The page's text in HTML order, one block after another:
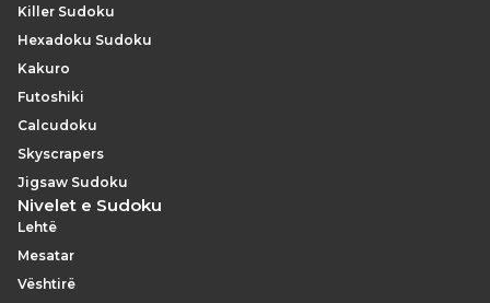
Killer Sudoku
Hexadoku Sudoku
Kakuro
Futoshiki
Calcudoku
Skyscrapers
Jigsaw Sudoku
Nivelet e Sudoku
Lehtë
Mesatar
Vështirë